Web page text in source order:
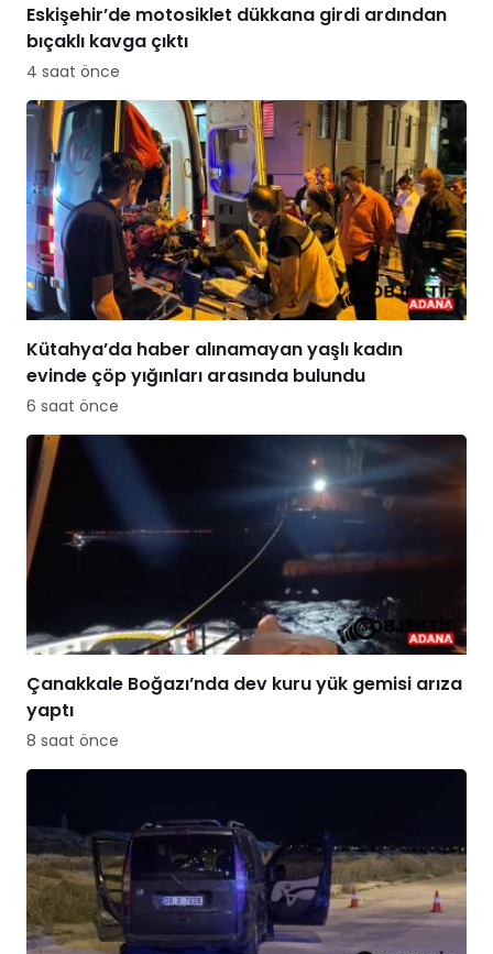
Eskişehir’de motosiklet dükkana girdi ardından
bıçaklı kavga çıktı
4 saat önce
Kütahya’da haber alınamayan yaşlı kadın
evinde çöp yığınları arasında bulundu
6 saat önce
Çanakkale Boğazı’nda dev kuru yük gemisi arıza
yaptı
8 saat önce